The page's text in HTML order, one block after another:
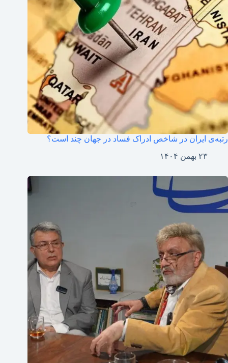
رتبه‌ی ایران در شاخص ادراک فساد در جهان چند است؟
۲۳ بهمن ۱۴۰۴